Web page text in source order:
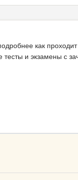
как проходит
и экзамены с